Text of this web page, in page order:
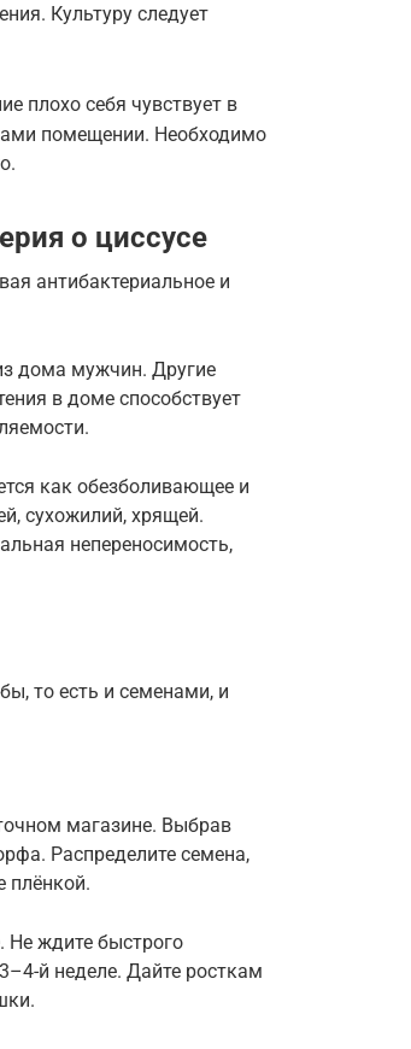
Культуру следует
плохо себя чувствует в
помещении. Необходимо
о циссусе
антибактериальное и
дома мужчин. Другие
в доме способствует
как обезболивающее и
сухожилий, хрящей.
непереносимость,
то есть и семенами, и
магазине. Выбрав
Распределите семена,
плёнкой.
Не ждите быстрого
й неделе. Дайте росткам